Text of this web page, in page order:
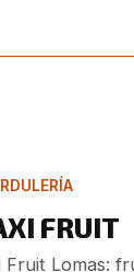
FRUIT
Fruit Lomas: